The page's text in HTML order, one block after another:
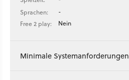
Sprachen:
-
Free 2 play:
Nein
Minimale Systemanforderungen